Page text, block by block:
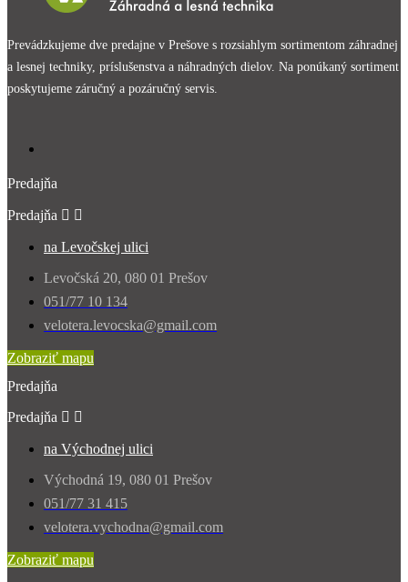
Prevádzkujeme dve predajne v Prešove s rozsiahlym sortimentom záhradnej
a lesnej techniky, príslušenstva a náhradných dielov. Na ponúkaný sortiment
poskytujeme záručný a pozáručný servis.
Predajňa
Predajňa  
na Levočskej ulici
Levočská 20, 080 01 Prešov
051/77 10 134
velotera.levocska@gmail.com
Zobraziť mapu
Predajňa
Predajňa  
na Východnej ulici
Východná 19, 080 01 Prešov
051/77 31 415
velotera.vychodna@gmail.com
Zobraziť mapu